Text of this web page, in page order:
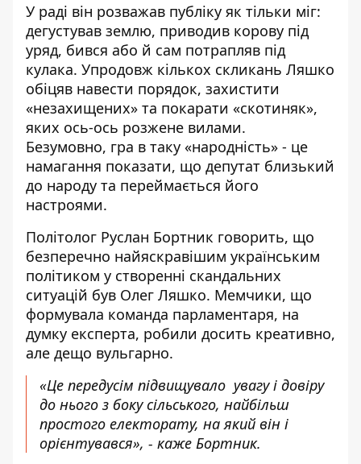
У раді він розважав публіку як тільки міг:
дегустував землю, приводив корову під
уряд, бився або й сам потрапляв під
кулака. Упродовж кількох скликань Ляшко
обіцяв навести порядок, захистити
«незахищених» та покарати «скотиняк»,
яких ось-ось розжене вилами.
Безумовно, гра в таку «народність» - це
намагання показати, що депутат близький
до народу та переймається його
настроями.
Політолог Руслан Бортник говорить, що
безперечно найяскравішим українським
політиком у створенні скандальних
ситуацій був Олег Ляшко. Мемчики, що
формувала команда парламентаря, на
думку експерта, робили досить креативно,
але дещо вульгарно.
«Це передусім підвищувало увагу і довіру
до нього з боку сільського, найбільш
простого електорату, на який він і
орієнтувався», - каже Бортник.